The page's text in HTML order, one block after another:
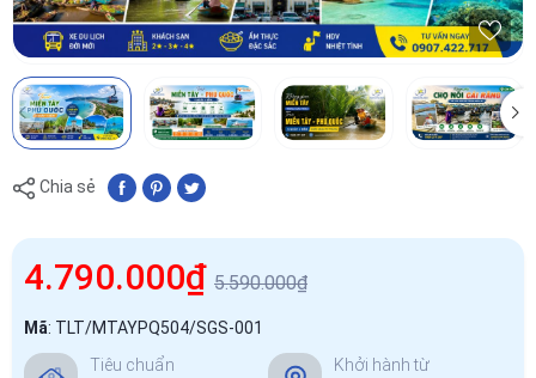
Chia sẻ
4.790.000₫ 5.590.000₫
Mã: TLT/MTAYPQ504/SGS-001
Tiêu chuẩn
Khởi hành từ